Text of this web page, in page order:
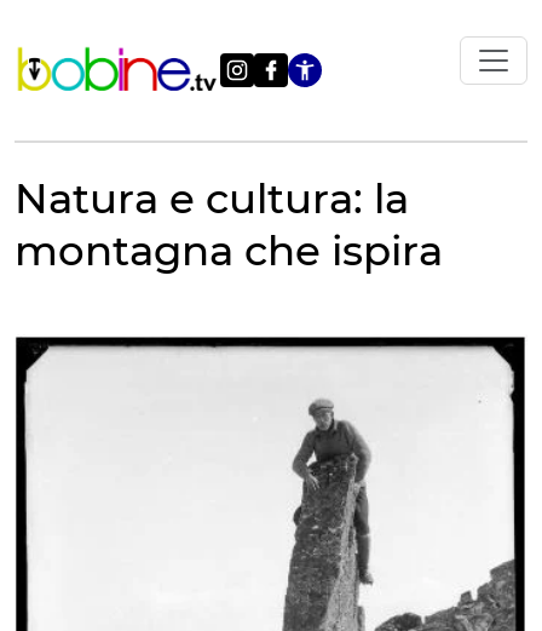
contenuto
Apri le
Natura e cultura: la
montagna che ispira